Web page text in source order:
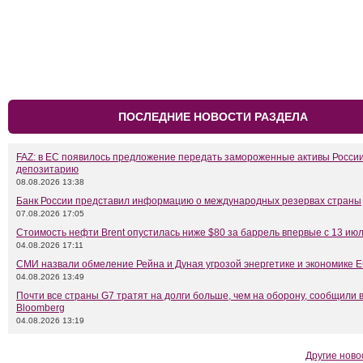
ПОСЛЕДНИЕ НОВОСТИ РАЗДЕЛА
FAZ: в ЕС появилось предложение передать замороженные активы
депозитарию
08.08.2026 13:38
Банк России представил информацию о международных резервах страны
07.08.2026 17:05
Стоимость нефти Brent опустилась ниже $80 за баррель впервые с 13
04.08.2026 17:11
СМИ назвали обмеление Рейна и Дуная угрозой энергетике и экономике
04.08.2026 13:49
Почти все страны G7 тратят на долги больше, чем на оборону, сообщили в
Bloomberg
04.08.2026 13:19
Другие